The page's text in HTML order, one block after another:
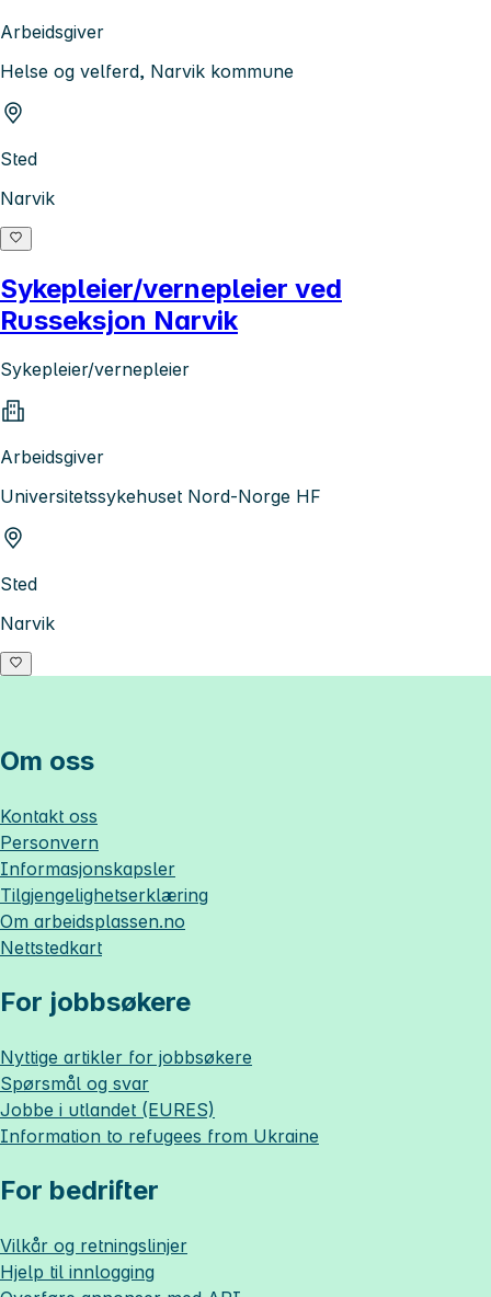
Arbeidsgiver
Helse og velferd, Narvik kommune
Sted
Narvik
Sykepleier/vernepleier ved
Russeksjon Narvik
Sykepleier/vernepleier
Arbeidsgiver
Universitetssykehuset Nord-Norge HF
Sted
Narvik
Om oss
Kontakt oss
Personvern
Informasjonskapsler
Tilgjengelighetserklæring
Om arbeidsplassen.no
Nettstedkart
For jobbsøkere
Nyttige artikler for jobbsøkere
Spørsmål og svar
Jobbe i utlandet (EURES)
Information to refugees from Ukraine
For bedrifter
Vilkår og retningslinjer
Hjelp til innlogging